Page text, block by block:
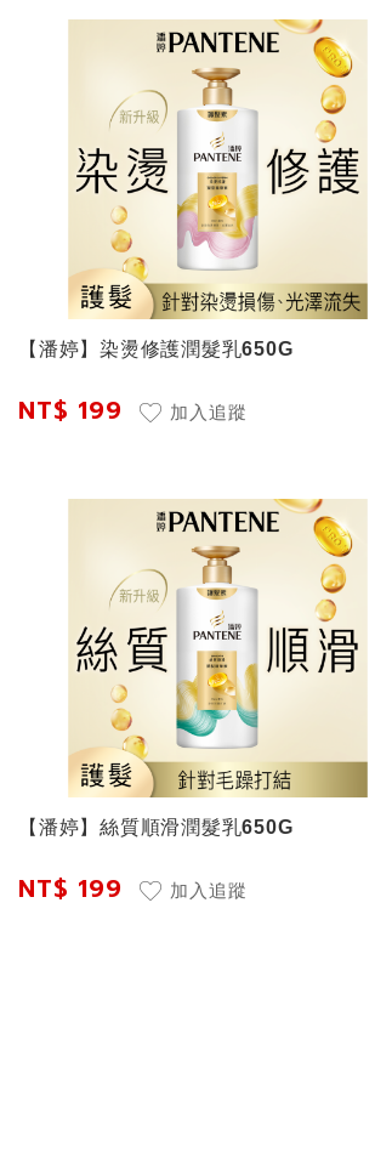
【潘婷】染燙修護潤髮乳650G
NT$ 199 加入追蹤
【潘婷】絲質順滑潤髮乳650G
NT$ 199 加入追蹤